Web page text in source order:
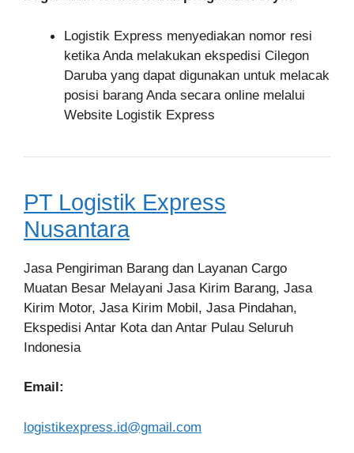
Logistik Express menyediakan nomor resi
ketika Anda melakukan ekspedisi Cilegon
Daruba yang dapat digunakan untuk melacak
posisi barang Anda secara online melalui
Website Logistik Express
PT Logistik Express
Nusantara
Jasa Pengiriman Barang dan Layanan Cargo
Muatan Besar Melayani Jasa Kirim Barang, Jasa
Kirim Motor, Jasa Kirim Mobil, Jasa Pindahan,
Ekspedisi Antar Kota dan Antar Pulau Seluruh
Indonesia
Email:
logistikexpress.id@gmail.com